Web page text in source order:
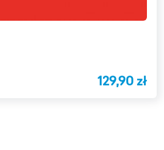
129,90 zł